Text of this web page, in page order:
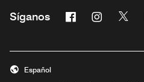
Síganos Facebook
Abre unaAbre una
Español